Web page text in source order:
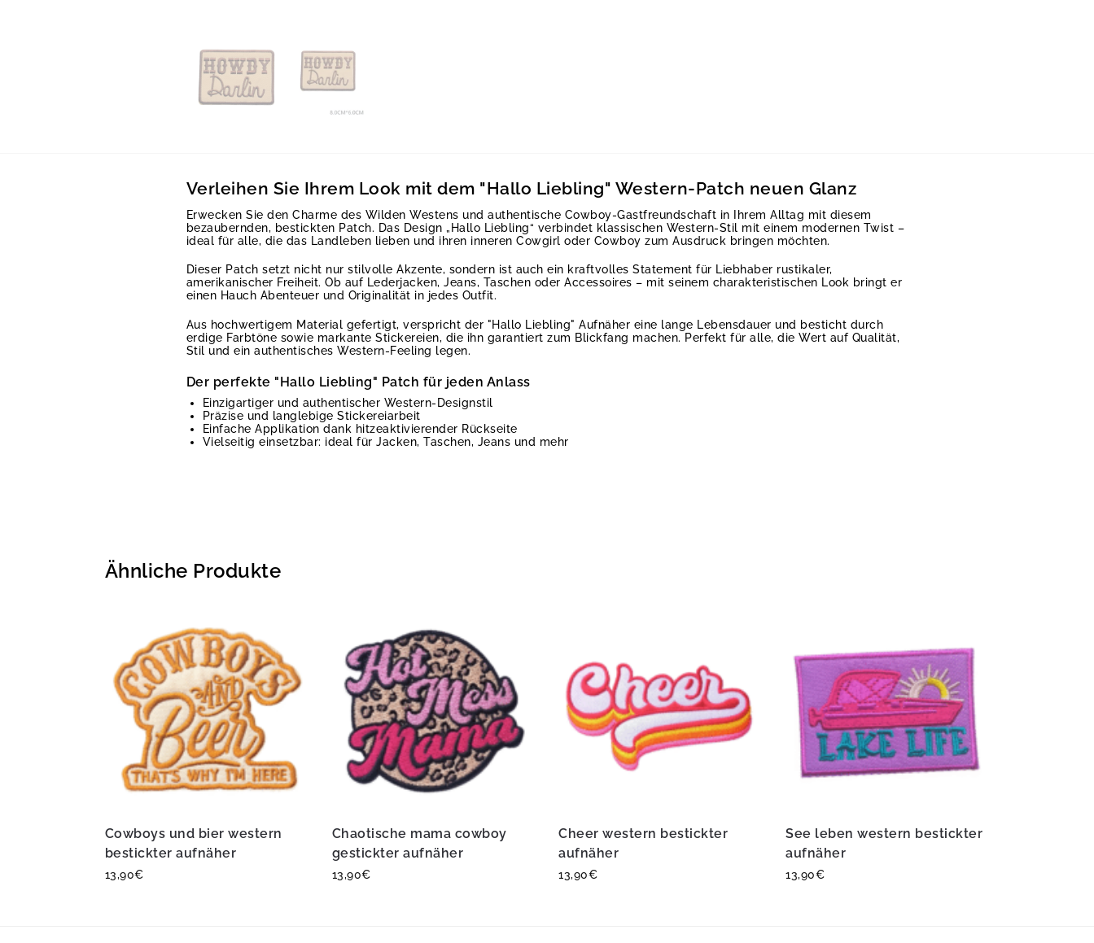
Verleihen Sie Ihrem Look mit dem "Hallo Liebling" Western-Patch neuen Glanz
Erwecken Sie den Charme des Wilden Westens und authentische Cowboy-Gastfreundschaft in Ihrem Alltag mit diesem
bezaubernden, bestickten Patch. Das Design „Hallo Liebling“ verbindet klassischen Western-Stil mit einem modernen Twist –
ideal für alle, die das Landleben lieben und ihren inneren Cowgirl oder Cowboy zum Ausdruck bringen möchten.
Dieser Patch setzt nicht nur stilvolle Akzente, sondern ist auch ein kraftvolles Statement für Liebhaber rustikaler,
amerikanischer Freiheit. Ob auf Lederjacken, Jeans, Taschen oder Accessoires – mit seinem charakteristischen Look bringt er
einen Hauch Abenteuer und Originalität in jedes Outfit.
Aus hochwertigem Material gefertigt, verspricht der "Hallo Liebling" Aufnäher eine lange Lebensdauer und besticht durch
erdige Farbtöne sowie markante Stickereien, die ihn garantiert zum Blickfang machen. Perfekt für alle, die Wert auf Qualität,
Stil und ein authentisches Western-Feeling legen.
Der perfekte "Hallo Liebling" Patch für jeden Anlass
Einzigartiger und authentischer Western-Designstil
Präzise und langlebige Stickereiarbeit
Einfache Applikation dank hitzeaktivierender Rückseite
Vielseitig einsetzbar: ideal für Jacken, Taschen, Jeans und mehr
Ähnliche Produkte
Cowboys und bier western
bestickter aufnäher
13,90€
Chaotische mama cowboy
gestickter aufnäher
13,90€
Cheer western bestickter
aufnäher
13,90€
See leben western bestickter
aufnäher
13,90€